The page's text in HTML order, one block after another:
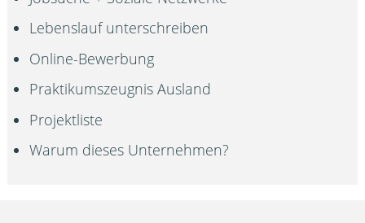
Lebenslauf unterschreiben
Online-Bewerbung
Praktikumszeugnis Ausland
Projektliste
Warum dieses Unternehmen?